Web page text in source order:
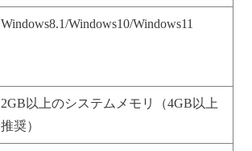
Windows8.1/Windows10/Windows11
2GB以上のシステムメモリ（4GB以上
推奨）